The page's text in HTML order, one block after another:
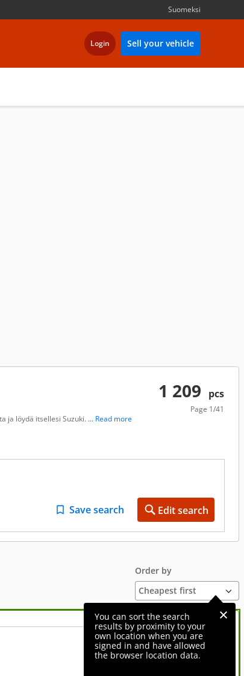
Suomeksi
Login Sell your vehicle
1 209 pcs
Page 1/41
ja löydä itsellesi Suzuki. ... Read more
Save search Edit search
Order by
You can sort the search
results by proximity to your
own location when you are
signed in and have allowed
the browser location data.
9 980 €